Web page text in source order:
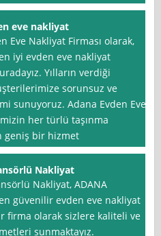
eve nakliyat
Eve Nakliyat Firması olarak,
iyi evden eve nakliyat
Yılların verdiği
sorunsuz ve
sunuyoruz. Adana Evden Eve
her türlü taşınma
geniş bir hizmet
Nakliyat
Nakliyat, ADANA
güvenilir evden eve nakliyat
firma olarak sizlere kaliteli ve
sunmaktayız.